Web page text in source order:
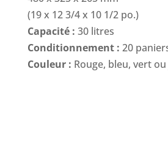
(19 x 12 3/4 x 10 1/2 po.)
Capacité : 30 litres
Conditionnement : 20
Couleur : Rouge, bleu, vert